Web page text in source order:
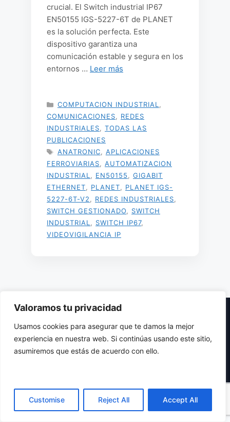
Valoramos tu privacidad
Usamos cookies para asegurar que te damos la mejor
experiencia en nuestra web. Si continúas usando este sitio,
asumiremos que estás de acuerdo con ello.
Customise Reject All Accept All
crucial. El Switch industrial IP67
EN50155 IGS-5227-6T de PLANET
es la solución perfecta. Este
dispositivo garantiza una
comunicación estable y segura en los
entornos … Leer más
CATEGORÍAS
COMPUTACION INDUSTRIAL
COMUNICACIONES
REDES
INDUSTRIALES
TODAS LAS
PUBLICACIONES
ETIQUETAS
ANATRONIC
APLICACIONES
FERROVIARIAS
AUTOMATIZACION
INDUSTRIAL
EN50155
GIGABIT
ETHERNET
PLANET
PLANET IGS-
5227-6T-V2
REDES INDUSTRIALES
SWITCH GESTIONADO
SWITCH
INDUSTRIAL
SWITCH IP67,
VIDEOVIGILANCIA IP
Página
1 Página
2 … Página
7 Siguiente→